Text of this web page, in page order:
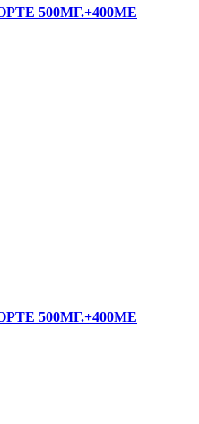
500МГ.+400МЕ
500МГ.+400МЕ